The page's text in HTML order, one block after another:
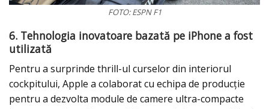
FOTO: ESPN F1
6. Tehnologia inovatoare bazată pe iPhone a fost
utilizată
Pentru a surprinde thrill-ul curselor din interiorul
cockpitului, Apple a colaborat cu echipa de producție
pentru a dezvolta module de camere ultra-compacte